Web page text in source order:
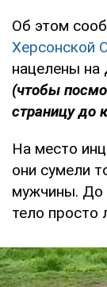
Об этом
Херсонской
нацелены на
(чтобы
страницу до
На место
они сумели
мужчины. До
тело просто